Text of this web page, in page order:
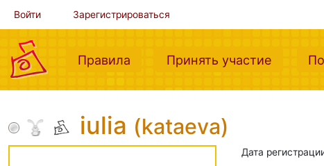
Войти Зарегистрироваться
Правила (current)Принять участие (current)
iulia (kataeva)
Дата